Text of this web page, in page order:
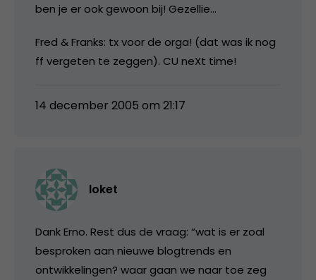
ben je er ook gewoon bij! Gezellie…
Fred & Franks: tx voor de orga! (dat was ik nog
ff vergeten te zeggen). CU neXt time!
14 december 2005 om 21:17
loket
Dank Erno. Rest dus de vraag: “wat is er zoal
besproken aan nieuwe blogtrends en
ontwikkelingen? waar gaan we naar toe zeg